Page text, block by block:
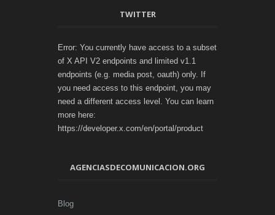
TWITTER
Error: You currently have access to a subset
of X API V2 endpoints and limited v1.1
endpoints (e.g. media post, oauth) only. If
you need access to this endpoint, you may
need a different access level. You can learn
more here:
https://developer.x.com/en/portal/product
AGENCIASDECOMUNICACION.ORG
Blog